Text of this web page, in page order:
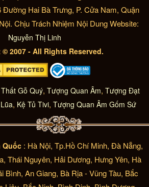
Hai Bà Trưng, P. Cửa Nam, Quận
Chịu Trách Nhiệm Nội Dung Website:
Nguyễn Thị Linh
2007 - All Rights Reserved.
Gỗ Quý, Tượng Quan Âm, Tượng Đạt
, Kệ Tủ Tivi, Tượng Quan Âm Gốm Sứ
Quốc : Hà Nội, Tp.Hồ Chí Minh, Đà Nẵng,
Thái Nguyên, Hải Dương, Hưng Yên, Hà
Bình, An Giang, Bà Rịa - Vũng Tàu, Bắc